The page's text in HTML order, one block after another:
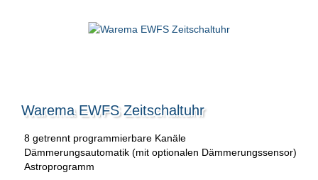
Warema EWFS Zeitschaltuhr
8 getrennt programmierbare Kanäle
Dämmerungsautomatik (mit optionalen Dämmerungssensor)
Astroprogramm